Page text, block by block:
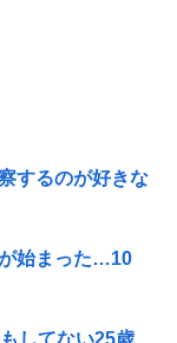
するのが好きな
始まった…10
してない25歳